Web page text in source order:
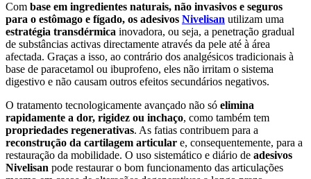
Com base em ingredientes naturais, não invasivos e seguros
para o estômago e fígado, os adesivos Nivelisan utilizam uma
estratégia transdérmica inovadora, ou seja, a penetração gradual
de substâncias activas directamente através da pele até à área
afectada. Graças a isso, ao contrário dos analgésicos tradicionais à
base de paracetamol ou ibuprofeno, eles não irritam o sistema
digestivo e não causam outros efeitos secundários negativos.
O tratamento tecnologicamente avançado não só elimina
rapidamente a dor, rigidez ou inchaço, como também tem
propriedades regenerativas. As fatias contribuem para a
reconstrução da cartilagem articular e, consequentemente, para a
restauração da mobilidade. O uso sistemático e diário de adesivos
Nivelisan pode restaurar o bom funcionamento das articulações